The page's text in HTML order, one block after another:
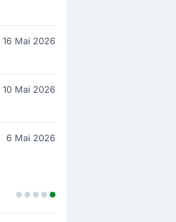
16 Mai 2026
10 Mai 2026
6 Mai 2026